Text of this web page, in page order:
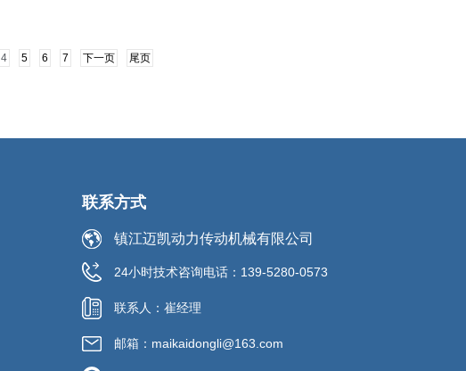
4 5 6 7 下一页 尾页
联系方式
镇江迈凯动力传动机械有限公司
24小时技术咨询电话：139-5280-0573
联系人：崔经理
邮箱：maikaidongli@163.com